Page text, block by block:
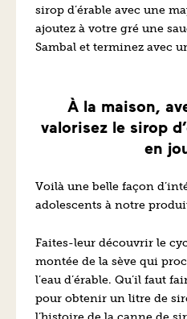
sirop d’érable avec une
ajoutez à votre gré une
Sambal et terminez avec
À la maison,
valorisez le sirop
en
Voilà une belle façon
adolescents à notre
Faites-leur découvrir le
montée de la sève qui
l’eau d’érable. Qu’il faut
pour obtenir un litre de